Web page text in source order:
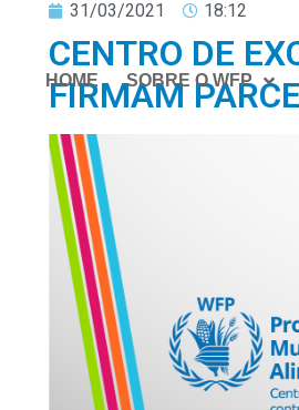
HOME SOBRE O WFP
31/03/2021 18:12
CENTRO DE
FIRMAM